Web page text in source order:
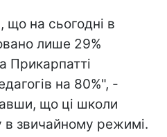
на сьогодні в
лише 29%
Прикарпатті
на 80%", -
що ці школи
звичайному режимі.